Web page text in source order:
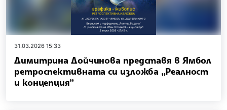
31.03.2026 15:33
Димитрина Дойчинова представя в Ямбол
ретроспективната си изложба „Реалност
и концепция”